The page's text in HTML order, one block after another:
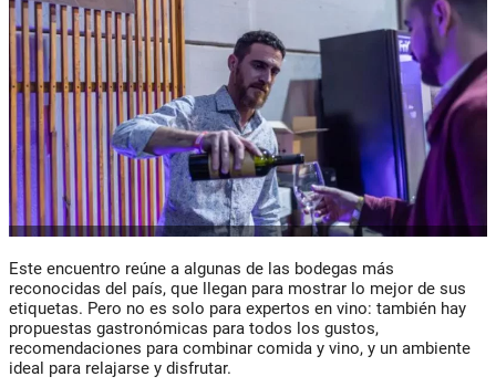
Este encuentro reúne a algunas de las bodegas más
reconocidas del país, que llegan para mostrar lo mejor de sus
etiquetas. Pero no es solo para expertos en vino: también hay
propuestas gastronómicas para todos los gustos,
recomendaciones para combinar comida y vino, y un ambiente
ideal para relajarse y disfrutar.